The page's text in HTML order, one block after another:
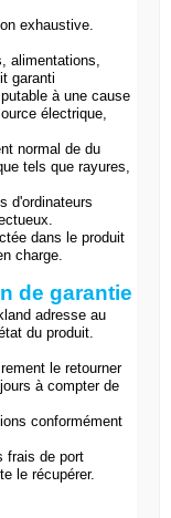
exhaustive.
alimentations,
garanti
à une cause
électrique,
normal de du
tels que rayures,
d'ordinateurs
dans le produit
charge.
de garantie
adresse au
du produit.
le retourner
à compter de
conformément
frais de port
le récupérer.